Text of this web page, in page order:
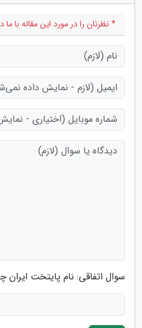
* نظرتان را در مورد این مقاله با ما
سوال اتفاقی: نام پایتخت